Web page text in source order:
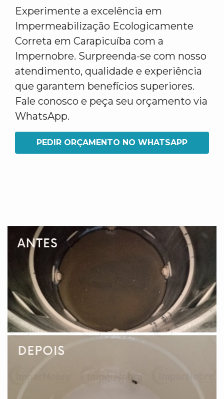
Experimente a excelência em
Impermeabilização Ecologicamente
Correta em Carapicuíba com a
Impernobre. Surpreenda-se com nosso
atendimento, qualidade e experiência
que garantem benefícios superiores.
Fale conosco e peça seu orçamento via
WhatsApp.
PEDIR ORÇAMENTO NO WHATSAPP